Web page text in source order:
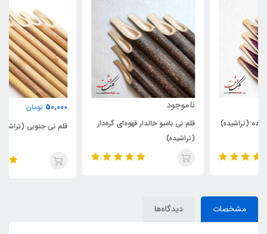
قلم نی بامبو خالدار قهوه‌ای گره‌دار
قلم نی جنوبی (تراشیده)
مشخصات دیدگاه‌ها